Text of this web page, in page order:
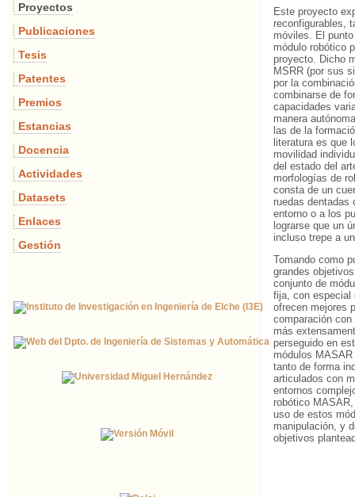
Proyectos
Publicaciones
Tesis
Patentes
Premios
Estancias
Docencia
Actividades
Datasets
Enlaces
Gestión
Este proyecto
reconfigurables,
móviles. El
módulo robótico
proyecto. Dicho
MSRR (por sus
por la
combinarse de
capacidades
manera
las de la
literatura es que
movilidad
del estado del
morfologías de
consta de un
ruedas dentadas
entorno o a los
lograrse que un
incluso trepe a
Tomando como
grandes
conjunto de
fija, con especial
ofrecen mejores
comparación
más
perseguido en
módulos
tanto de forma
articulados con
entornos
robótico
uso de estos
manipulación, y
objetivos